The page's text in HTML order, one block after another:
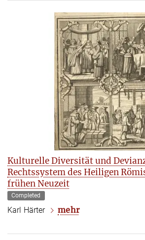
Kulturelle Diversität und
Rechtssystem des Heiligen
frühen Neuzeit
Completed
Karl Härter mehr